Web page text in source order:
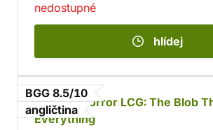
nedostupné
hlídej
BGG 8.5/10
angličtina
Arkham Horror LCG: The Blob
Everything